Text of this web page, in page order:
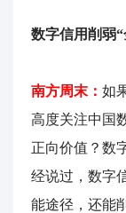
数字信用削弱
南方周末： 如
高度关注中国
正向价值？数
经说过，数字
能途径，还能